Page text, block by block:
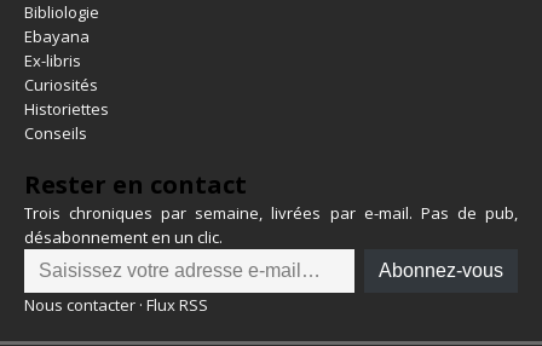
Bibliologie
Ebayana
Ex-libris
Curiosités
Historiettes
Conseils
Rester en contact
Trois chroniques par semaine, livrées par e-mail. Pas de pub,
désabonnement en un clic.
Abonnez-vous
Nous contacter · Flux RSS